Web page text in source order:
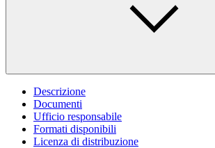
Descrizione
Documenti
Ufficio responsabile
Formati disponibili
Licenza di distribuzione